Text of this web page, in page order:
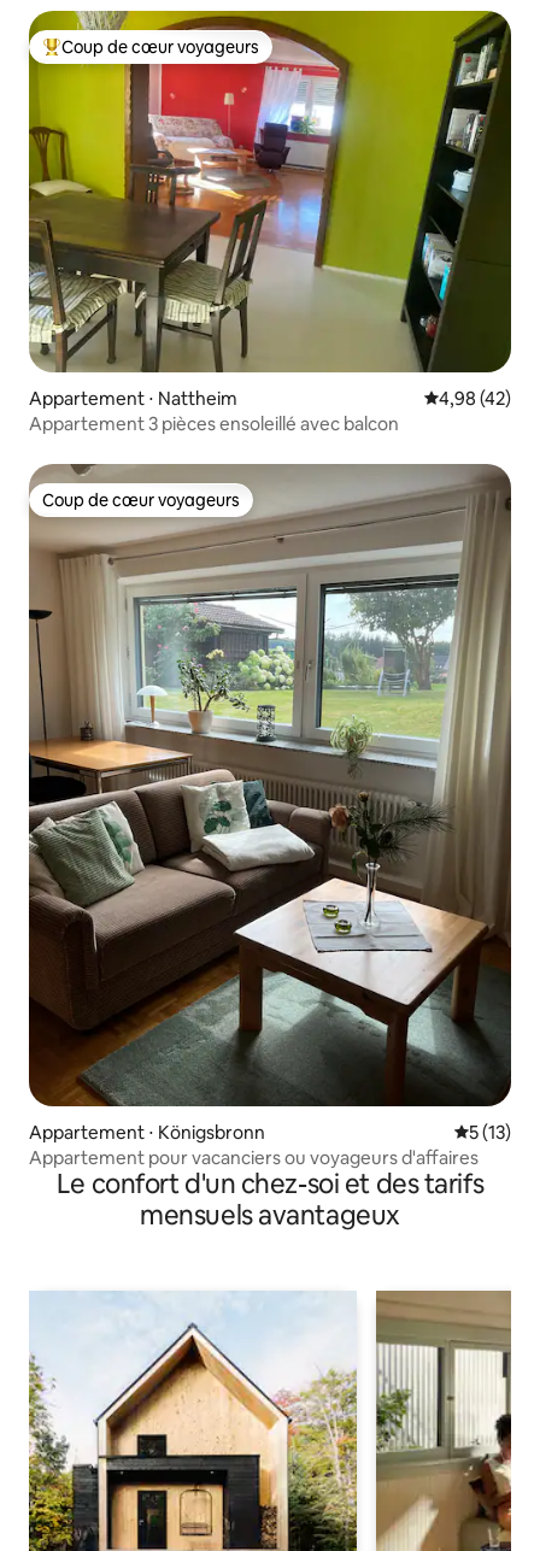
Coups de cœur voyageurs les plus appréciés
Coup de cœur voyageurs
Appartement ⋅ Nattheim Évaluation
4,98 (42)
Appartement 3 pièces ensoleillé avec balcon
Coup de cœur voyageurs
Coup de cœur voyageurs
Appartement ⋅ Königsbronn
5 (13)
Appartement pour vacanciers ou voyageurs d'affaires
Le confort d'un chez-soi et des tarifs
mensuels avantageux